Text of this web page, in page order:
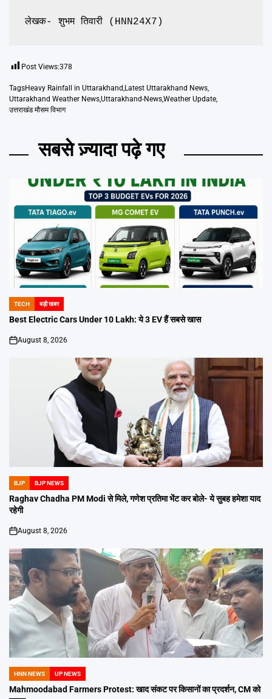
लेखक- शुभम तिवारी (HNN24X7)
Post Views:378
TagsHeavy Rainfall in Uttarakhand,Latest Uttarakhand News,
Uttarakhand Weather News,Uttarakhand-News,Weather Update,
उत्तराखंड मौसम विभाग
सबसे ज़्यादा पढ़े गए
POSTED
IN
TECH बड़ी खबर
Best Electric Cars Under 10 Lakh: ये 3 EV हैं सबसे खास
on
August 8, 2026
POSTED
IN
BJP BJP NEWS
Raghav Chadha PM Modi से मिले, गणेश प्रतिमा भेंट कर बोले- ये सुबह हमेशा याद
रहेगी
on
August 8, 2026
POSTED
IN
HNN NEWS UP NEWS
Mahmoodabad Farmers Protest: खाद संकट पर किसानों का प्रदर्शन, CM को